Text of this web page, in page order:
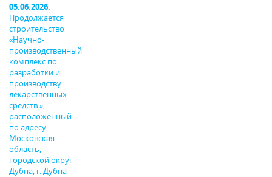
05.06.2026.
Продолжается
строительство
«Научно-
производственный
комплекс по
разработки и
производству
лекарственных
средств »,
расположенный
по адресу:
Московская
область,
городской округ
Дубна, г. Дубна